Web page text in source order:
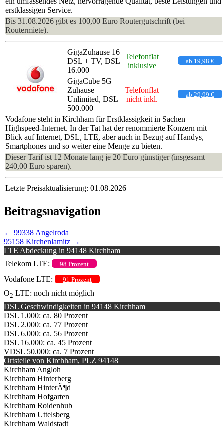
erstklassigen Service.
Bis 31.08.2026 gibt es 100,00 Euro Routergutschrift (bei
Routermiete).
GigaZuhause 16
DSL + TV, DSL
16.000
Telefonflat
inklusive
ab 19,98 €
GigaCube 5G
Zuhause
Unlimited, DSL
500.000
Telefonflat
nicht inkl.
ab 29,99 €
Vodafone steht in Kirchham für Erstklassigkeit in Sachen
Highspeed-Internet. In der Tat hat der renommierte Konzern mit
Blick auf Internet, DSL, LTE, aber auch in Bezug auf Handys,
Smartphones und so weiter eine Menge zu bieten.
Dieser Tarif ist 12 Monate lang je 20 Euro günstiger (insgesamt
240,00 Euro sparen).
Letzte Preisaktualisierung: 01.08.2026
Beitragsnavigation
← 99338 Angelroda
95158 Kirchenlamitz →
LTE Abdeckung in 94148 Kirchham
Telekom LTE:
98 Prozent
Vodafone LTE: 91 Prozent
O2 LTE: noch nicht möglich
DSL Geschwindigkeiten in 94148 Kirchham
DSL 1.000: ca. 80 Prozent
DSL 2.000: ca. 77 Prozent
DSL 6.000: ca. 56 Prozent
DSL 16.000: ca. 45 Prozent
VDSL 50.000: ca. 7 Prozent
Ortsteile von Kirchham, PLZ 94148
Kirchham Angloh
Kirchham Hinterberg
Kirchham HinterÃ¶d
Kirchham Hofgarten
Kirchham Roidenhub
Kirchham Uttelsberg
Kirchham Waldstadt